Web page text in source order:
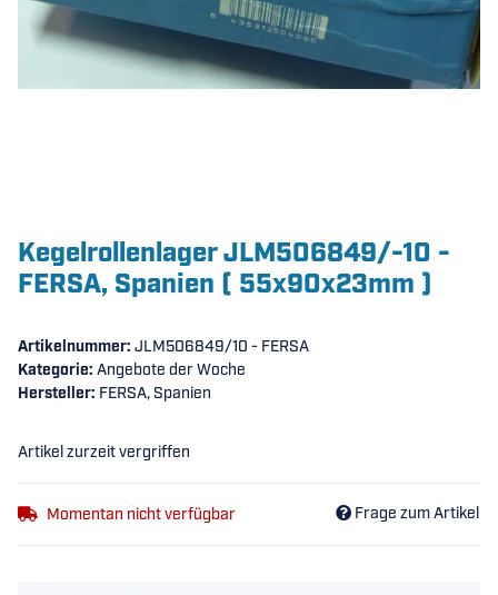
Kegelrollenlager JLM506849/-10 -
FERSA, Spanien ( 55x90x23mm )
Artikelnummer: JLM506849/10 - FERSA
Kategorie: Angebote der Woche
Hersteller: FERSA, Spanien
Artikel zurzeit vergriffen
Momentan nicht verfügbar Frage zum Artikel